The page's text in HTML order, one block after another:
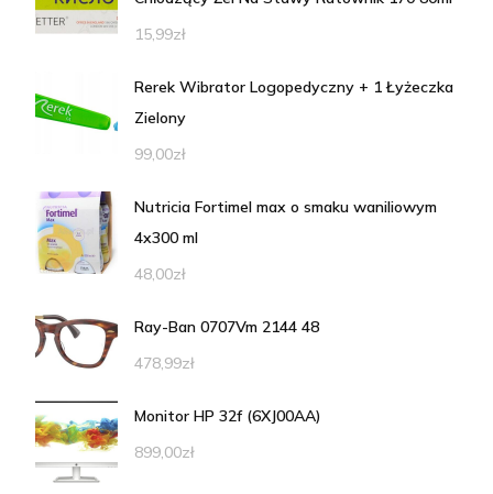
15,99zł
Rerek Wibrator Logopedyczny + 1 Łyżeczka
Zielony
99,00zł
Nutricia Fortimel max o smaku waniliowym
4x300 ml
48,00zł
Ray-Ban 0707Vm 2144 48
478,99zł
Monitor HP 32f (6XJ00AA)
899,00zł